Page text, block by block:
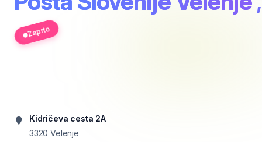
Zaprto
Kidričeva cesta 2A
3320 Velenje